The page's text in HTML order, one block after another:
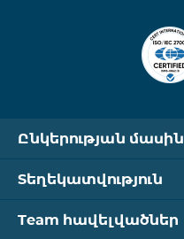
Ընկերության մասին
Տեղեկատվություն
Team հավելվածներ